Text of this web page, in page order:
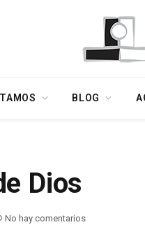
BLOG
Dios
No hay comentarios